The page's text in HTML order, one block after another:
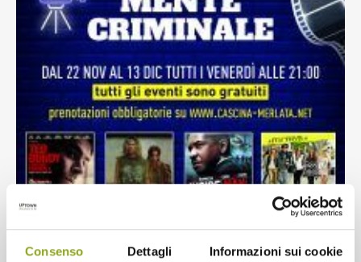
Consenso Dettagli Informazioni sui cookie